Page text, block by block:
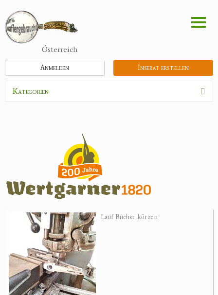
zum
Inhalt
Österreich
Inserat erstellen
Anmelden
Kategorien
Zubehör
Jagdangebote
Jagdreviere
Bücher, Videos
Antikes
Lauf Büchse kürzen